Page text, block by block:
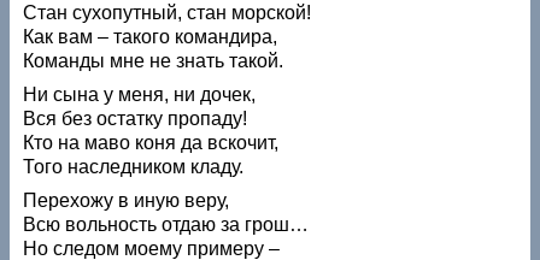
Стан сухопутный, стан морской!
Как вам – такого командира,
Команды мне не знать такой.
Ни сына у меня, ни дочек,
Вся без остатку пропаду!
Кто на маво коня да вскочит,
Того наследником кладу.
Перехожу в иную веру,
Всю вольность отдаю за грош…
Но следом моему примеру –